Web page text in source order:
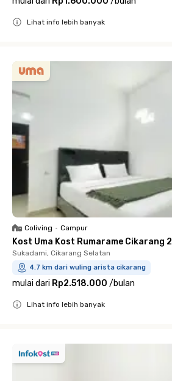
Lihat info lebih banyak
Coliving • Campur
Kost Uma Kost Rumarame Cikarang 2
Sukadami, Cikarang Selatan
4.7 km dari wuling arista cikarang
mulai dari Rp2.518.000 /bulan
Lihat info lebih banyak